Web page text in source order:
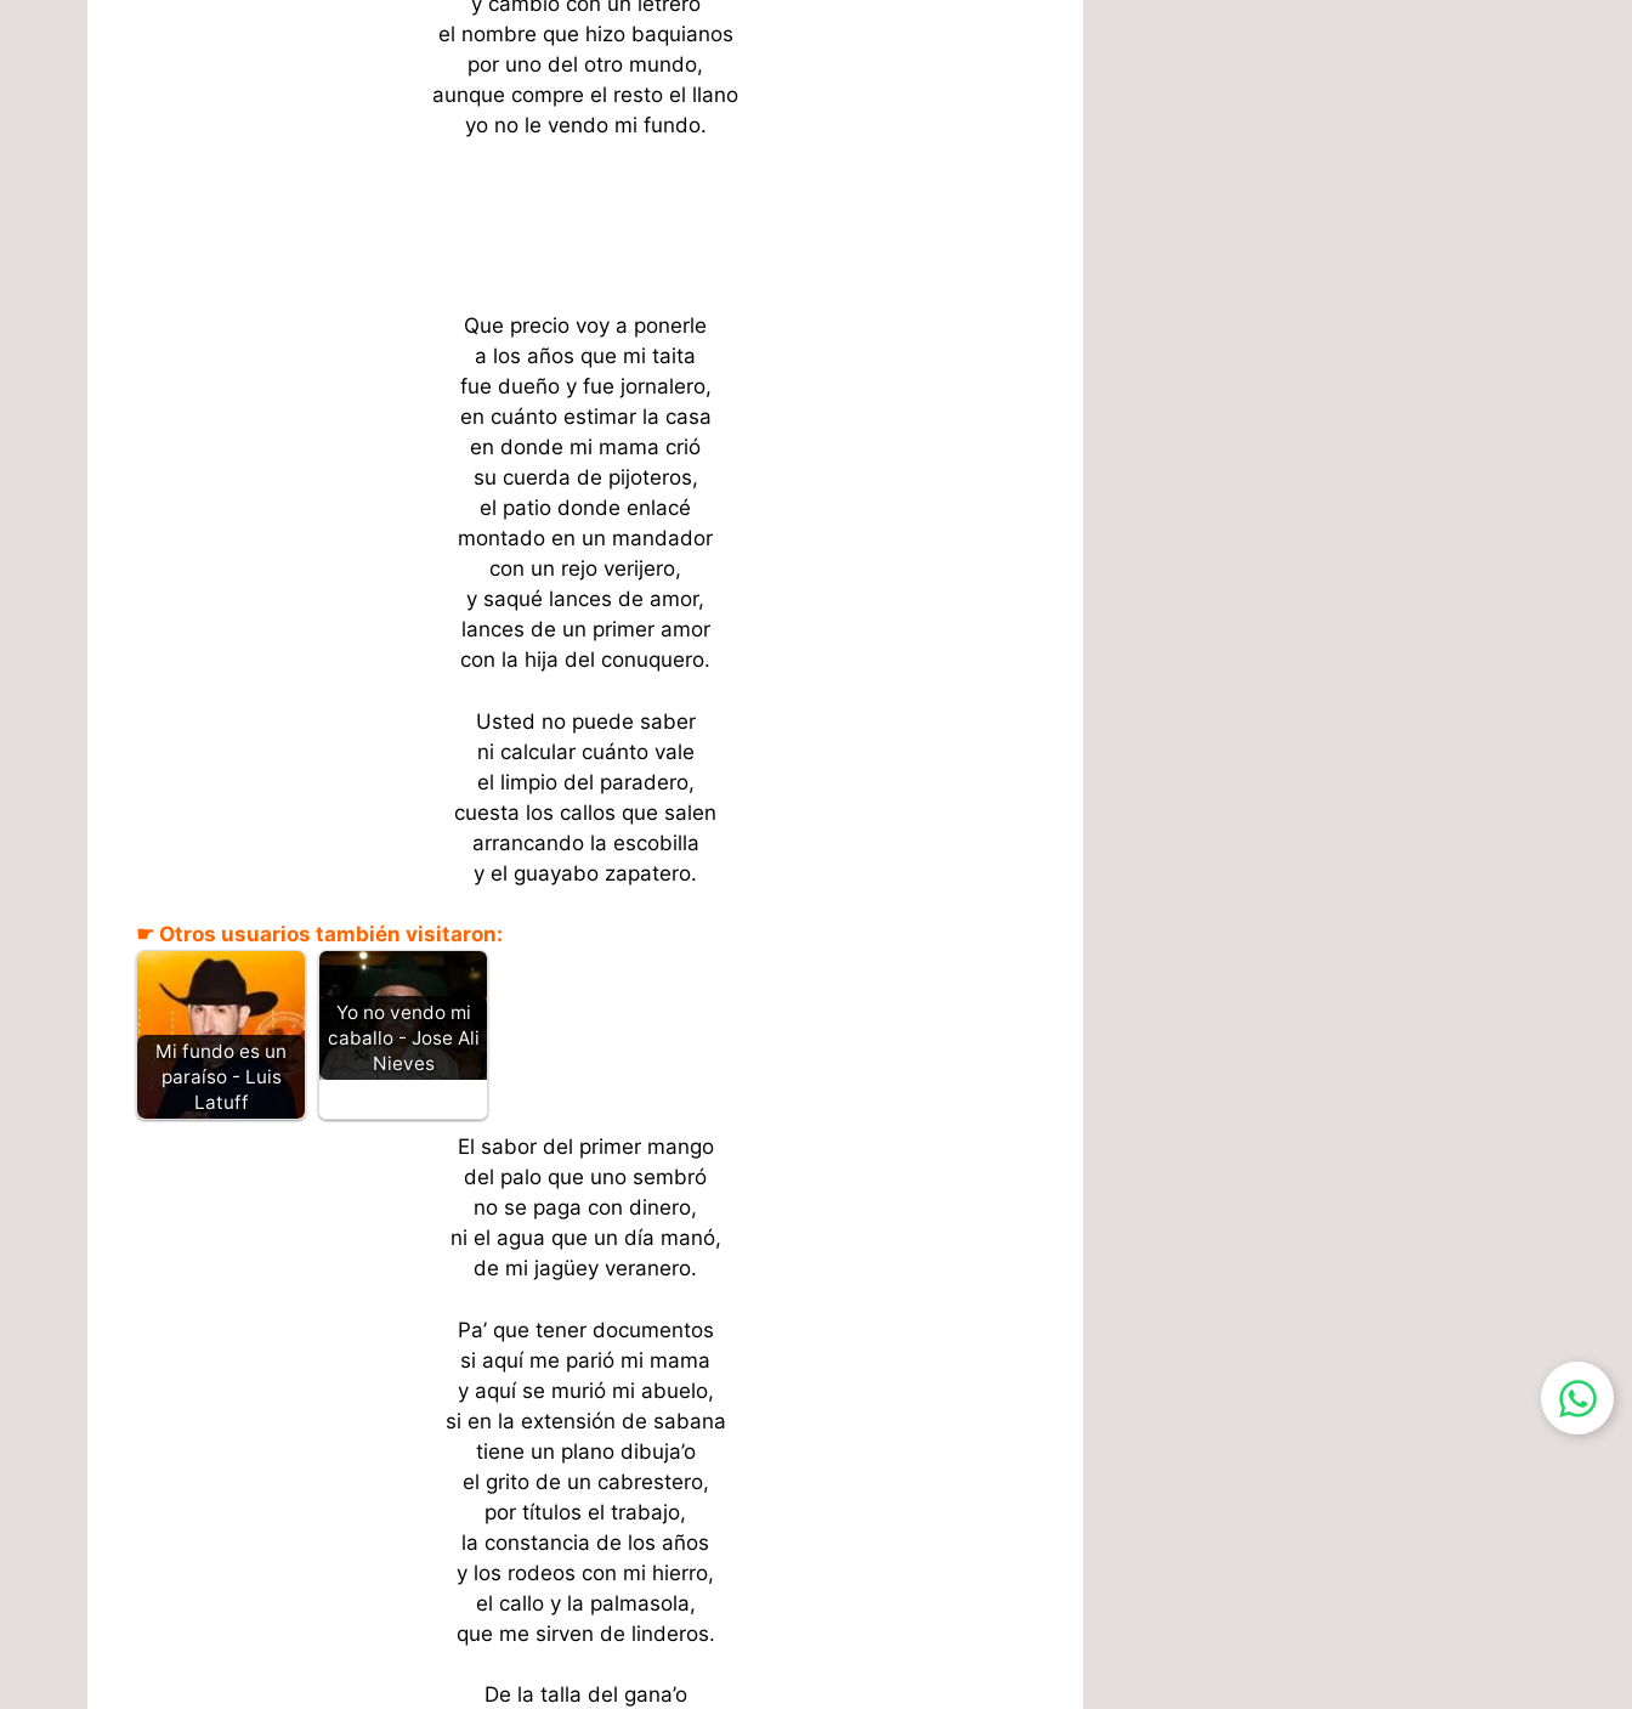
el nombre que hizo baquianos
por uno del otro mundo,
aunque compre el resto el llano
yo no le vendo mi fundo.
Que precio voy a ponerle
a los años que mi taita
fue dueño y fue jornalero,
en cuánto estimar la casa
en donde mi mama crió
su cuerda de pijoteros,
el patio donde enlacé
montado en un mandador
con un rejo verijero,
y saqué lances de amor,
lances de un primer amor
con la hija del conuquero.
Usted no puede saber
ni calcular cuánto vale
el limpio del paradero,
cuesta los callos que salen
arrancando la escobilla
y el guayabo zapatero.
☛ Otros usuarios también visitaron:
Mi fundo es un
paraíso - Luis
Latuff
Yo no vendo mi
caballo - Jose Ali
Nieves
El sabor del primer mango
del palo que uno sembró
no se paga con dinero,
ni el agua que un día manó,
de mi jagüey veranero.
Pa’ que tener documentos
si aquí me parió mi mama
y aquí se murió mi abuelo,
si en la extensión de sabana
tiene un plano dibuja’o
el grito de un cabrestero,
por títulos el trabajo,
la constancia de los años
y los rodeos con mi hierro,
el callo y la palmasola,
que me sirven de linderos.
De la talla del gana’o